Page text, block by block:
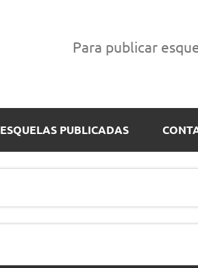
Para publicar
ESQUELAS PUBLICADAS